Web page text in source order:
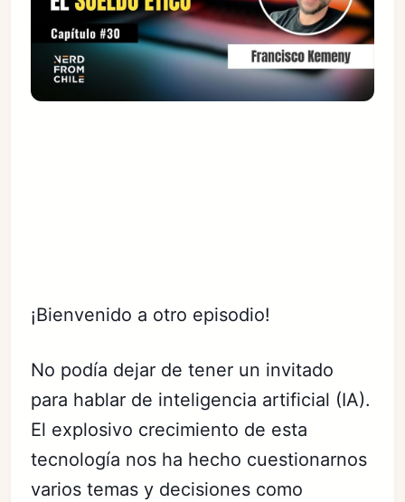
¡Bienvenido a otro episodio!
No podía dejar de tener un invitado
para hablar de inteligencia artificial (IA).
El explosivo crecimiento de esta
tecnología nos ha hecho cuestionarnos
varios temas y decisiones como